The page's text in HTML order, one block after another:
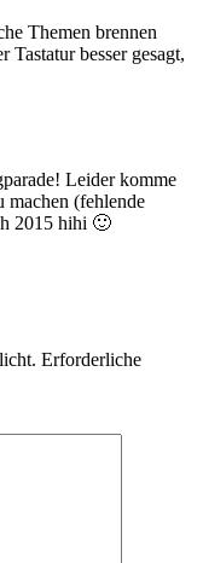
Themen brennen
besser gesagt,
Leider komme
machen (fehlende
2015 hihi 🙂
Erforderliche